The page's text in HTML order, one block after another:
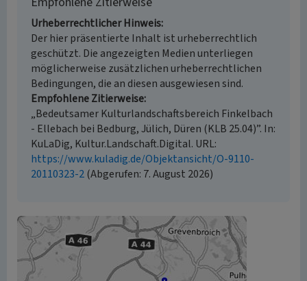
Urheberrechtlicher Hinweis
Der hier präsentierte Inhalt ist urheberrechtlich
geschützt. Die angezeigten Medien unterliegen
möglicherweise zusätzlichen urheberrechtlichen
Bedingungen, die an diesen ausgewiesen sind.
Empfohlene Zitierweise
„Bedeutsamer Kulturlandschaftsbereich Finkelbach
- Ellebach bei Bedburg, Jülich, Düren (KLB 25.04)”. In:
KuLaDig, Kultur.Landschaft.Digital. URL:
https://www.kuladig.de/Objektansicht/O-9110-
20110323-2(Abgerufen: 7. August 2026)